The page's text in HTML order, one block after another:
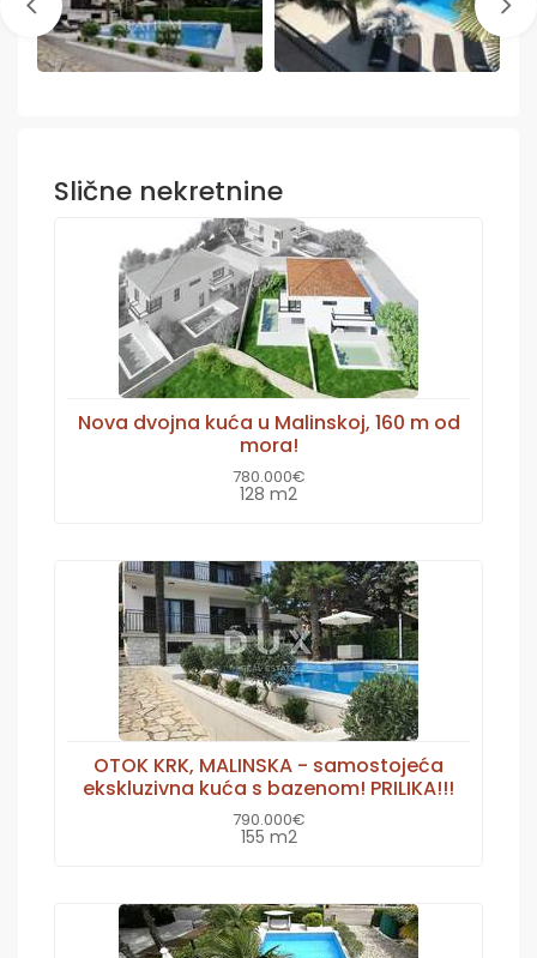
Slične nekretnine
Nova dvojna kuća u Malinskoj, 160 m od
mora!
780.000€
128 m2
OTOK KRK, MALINSKA - samostojeća
ekskluzivna kuća s bazenom! PRILIKA!!!
790.000€
155 m2